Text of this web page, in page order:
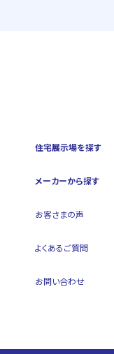
住宅展示場を探す
メーカーから探す
お客さまの声
よくあるご質問
お問い合わせ